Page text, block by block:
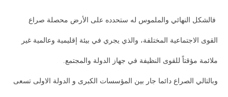
فالشكل النهائي والملموس له ستحدده على الأرض محصلة صراع
القوى الاجتماعية المختلفة، والذي يجري في بيئة إقليمية وعالمية غير
ملائمة مؤقتاً للقوى النظيفة في جهاز الدولة والمجتمع.
وبالتالي الصراع دائما جار بين المؤسسات الكبرى و الدولة الاولى تسعى